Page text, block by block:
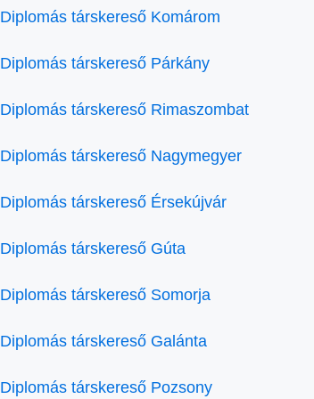
Diplomás társkereső Komárom
Diplomás társkereső Párkány
Diplomás társkereső Rimaszombat
Diplomás társkereső Nagymegyer
Diplomás társkereső Érsekújvár
Diplomás társkereső Gúta
Diplomás társkereső Somorja
Diplomás társkereső Galánta
Diplomás társkereső Pozsony